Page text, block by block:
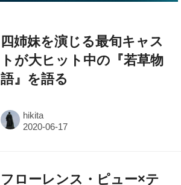
四姉妹を演じる最旬キャス
トが大ヒット中の『若草物
語』を語る
hikita
フローレンス・ピュー×テ